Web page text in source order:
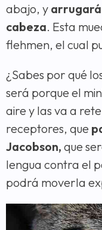
abajo, y
cabeza. Esta
flehmen, el cual
¿Sabes por qué
será porque el
aire y las va a
receptores, que
Jacobson, que
lengua contra el
podrá moverla